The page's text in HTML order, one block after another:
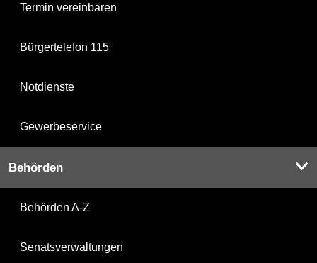
Termin vereinbaren
Bürgertelefon 115
Notdienste
Gewerbeservice
Behörden
Behörden A-Z
Senatsverwaltungen